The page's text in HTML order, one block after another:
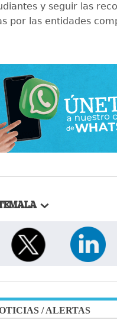
y seguir las
por las entidades
/ALERTAS